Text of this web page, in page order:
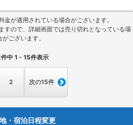
が適用されている場合がございます。
すので、詳細画面では売り切れとなっている場
がございます。
件中 1 - 15件表示
2 次の15件
・宿泊日程変更